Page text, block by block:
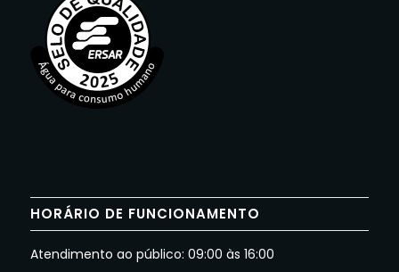
HORÁRIO DE FUNCIONAMENTO
Atendimento ao público: 09:00 às 16:00